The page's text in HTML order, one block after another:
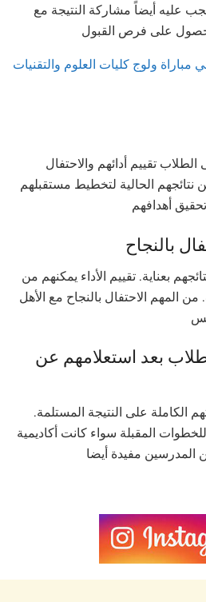
عليه أيضاً مشاركة النتيجة مع
على فرص القبول
ولوج كليات العلوم والتقنيات
تقييم أدائهم والاحتفال
نتائجهم الحالية لتخطيط مستقبلهم
أهدافهم
بعناية. تقييم الأداء يمكنهم من
المهم الاحتفال بالنجاح مع الأهل
بعد استعلامهم عن
الكاملة على النتيجة المستلمة.
المقبلة سواء كانت أكاديمية
المدرسين مفيدة أيضا